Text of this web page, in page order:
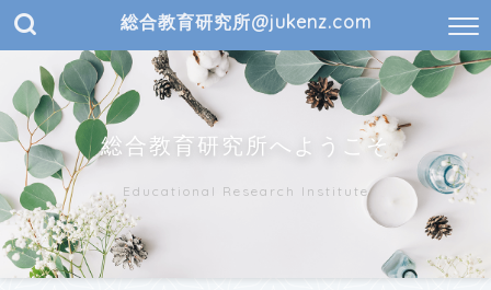
総合教育研究所@jukenz.com
総合教育研究所へようこそ
Educational Research Institute